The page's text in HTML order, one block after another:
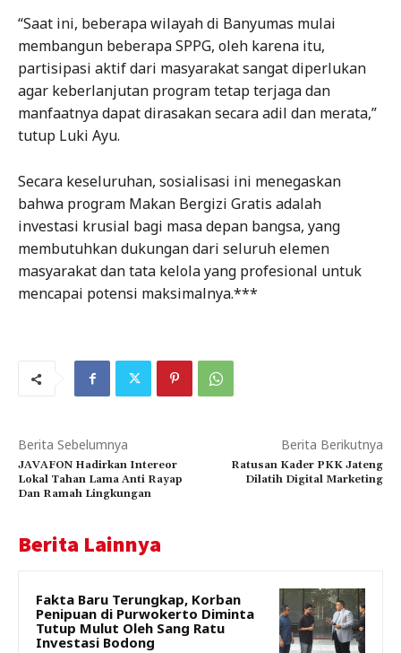
“Saat ini, beberapa wilayah di Banyumas mulai
membangun beberapa SPPG, oleh karena itu,
partisipasi aktif dari masyarakat sangat diperlukan
agar keberlanjutan program tetap terjaga dan
manfaatnya dapat dirasakan secara adil dan merata,”
tutup Luki Ayu.
Secara keseluruhan, sosialisasi ini menegaskan
bahwa program Makan Bergizi Gratis adalah
investasi krusial bagi masa depan bangsa, yang
membutuhkan dukungan dari seluruh elemen
masyarakat dan tata kelola yang profesional untuk
mencapai potensi maksimalnya.***
Berita Sebelumnya
JAVAFON Hadirkan Intereor
Lokal Tahan Lama Anti Rayap
Dan Ramah Lingkungan
Berita Berikutnya
Ratusan Kader PKK Jateng
Dilatih Digital Marketing
Berita Lainnya
Fakta Baru Terungkap, Korban
Penipuan di Purwokerto Diminta
Tutup Mulut Oleh Sang Ratu
Investasi Bodong